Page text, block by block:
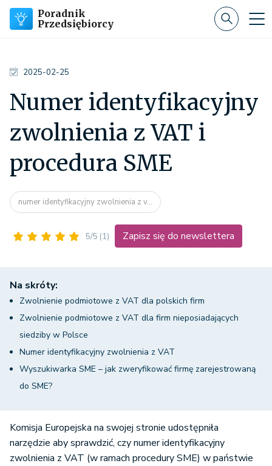
Poradnik
Przedsiębiorcy
2025-02-25
Numer identyfikacyjny
zwolnienia z VAT i
procedura SME
numer identyfikacyjny zwolnienia z v...
5/5 (1) Zapisz się do newslettera
Na skróty:
Zwolnienie podmiotowe z VAT dla polskich firm
Zwolnienie podmiotowe z VAT dla firm nieposiadających
siedziby w Polsce
Numer identyfikacyjny zwolnienia z VAT
Wyszukiwarka SME – jak zweryfikować firmę zarejestrowaną
do SME?
Komisja Europejska na swojej stronie udostępniła
narzędzie aby sprawdzić, czy numer identyfikacyjny
zwolnienia z VAT (w ramach procedury SME) w państwie